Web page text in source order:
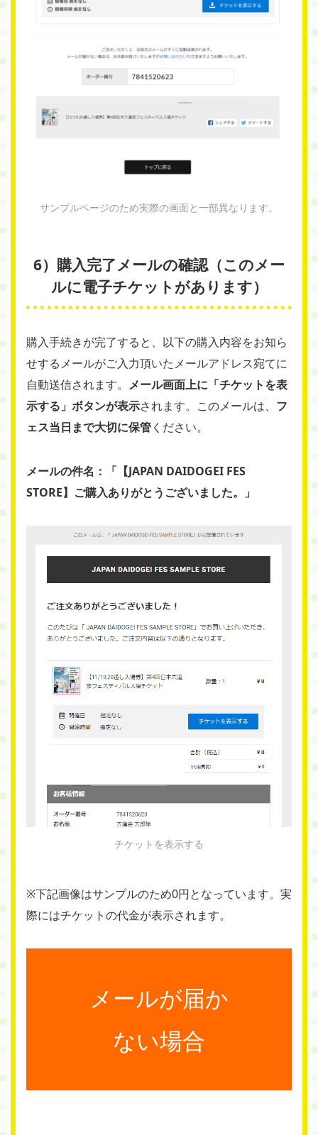
サンプルページのため実際の画面と一部異なります。
6）購入完了メールの確認（このメー
ルに電子チケットがあります）
購入手続きが完了すると、以下の購入内容をお知ら
せするメールがご入力頂いたメールアドレス宛てに
自動送信されます。 メール画面上に「チケットを表
示する」ボタンが表示されます。このメールは、 フ
ェス当日まで大切に保管ください。
メールの件名：「【JAPAN DAIDOGEI FES
STORE】ご購入ありがとうございました。」
チケットを表示する
※下記画像はサンプルのため0円となっています。実
際にはチケットの代金が表示されます。
メールが届か
ない場合